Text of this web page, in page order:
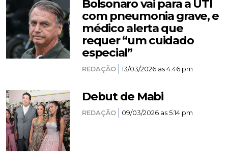
Bolsonaro vai para a UTI
com pneumonia grave, e
médico alerta que
requer “um cuidado
especial”
REDAÇÃO 13/03/2026 as 4:46 pm
Debut de Mabi
REDAÇÃO 09/03/2026 as 5:14 pm